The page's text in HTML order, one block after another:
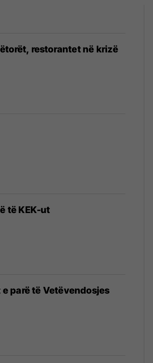
restorantet në krizë
të KEK-ut
parë të Vetëvendosjes